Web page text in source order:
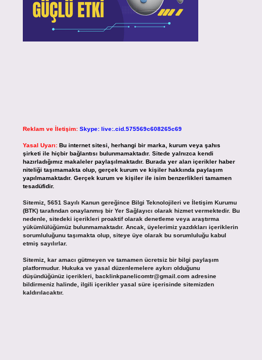
Reklam ve İletişim: Skype: live:.cid.575569c608265c69
Yasal Uyarı: Bu internet sitesi, herhangi bir marka, kurum veya şahıs
şirketi ile hiçbir bağlantısı bulunmamaktadır. Sitede yalnızca kendi
hazırladığımız makaleler paylaşılmaktadır. Burada yer alan içerikler haber
niteliği taşımamakta olup, gerçek kurum ve kişiler hakkında paylaşım
yapılmamaktadır. Gerçek kurum ve kişiler ile isim benzerlikleri tamamen
tesadüfidir.
Sitemiz, 5651 Sayılı Kanun gereğince Bilgi Teknolojileri ve İletişim Kurumu
(BTK) tarafından onaylanmış bir Yer Sağlayıcı olarak hizmet vermektedir. Bu
nedenle, sitedeki içerikleri proaktif olarak denetleme veya araştırma
yükümlülüğümüz bulunmamaktadır. Ancak, üyelerimiz yazdıkları içeriklerin
sorumluluğunu taşımakta olup, siteye üye olarak bu sorumluluğu kabul
etmiş sayılırlar.
Sitemiz, kar amacı gütmeyen ve tamamen ücretsiz bir bilgi paylaşım
platformudur. Hukuka ve yasal düzenlemelere aykırı olduğunu
düşündüğünüz içerikleri, backlinkpanelicomtr@gmail.comadresine
bildirmeniz halinde, ilgili içerikler yasal süre içerisinde sitemizden
kaldırılacaktır.